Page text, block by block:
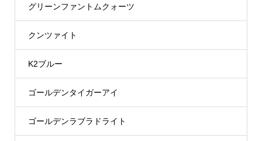
グリーンファントムクォーツ
クンツァイト
K2ブルー
ゴールデンタイガーアイ
ゴールデンラブラドライト